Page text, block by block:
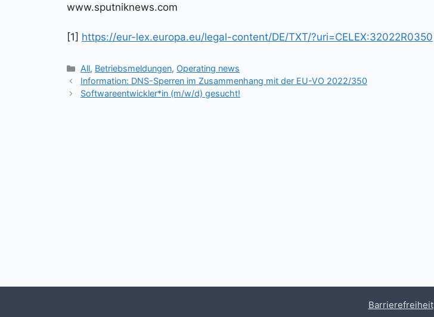
www.sputniknews.com
[1] https://eur-lex.europa.eu/legal-content/DE/TXT/?uri=CELEX:32022R0350
Kategorien
All, Betriebsmeldungen, Operating news
Information: DNS-Sperren im Zusammenhang mit der EU-VO 2022/350
Softwareentwickler*in (m/w/d) gesucht!
Barrierefreiheit